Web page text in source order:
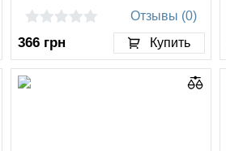
Отзывы (0)
366 грн Купить